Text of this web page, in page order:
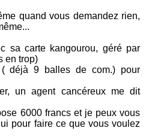
quand vous demandez rien,
sa carte kangourou, géré par
en trop)
déjà 9 balles de com.) pour
un agent cancéreux me dit
6000 francs et je peux vous
pour faire ce que vous voulez